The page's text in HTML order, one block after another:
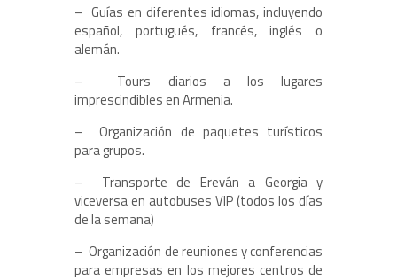
– Guías en diferentes idiomas, incluyendo
español, portugués, francés, inglés o
alemán.
– Tours diarios a los lugares
imprescindibles en Armenia.
– Organización de paquetes turísticos
para grupos.
– Transporte de Ereván a Georgia y
viceversa en autobuses VIP (todos los días
de la semana)
– Organización de reuniones y conferencias
para empresas en los mejores centros de